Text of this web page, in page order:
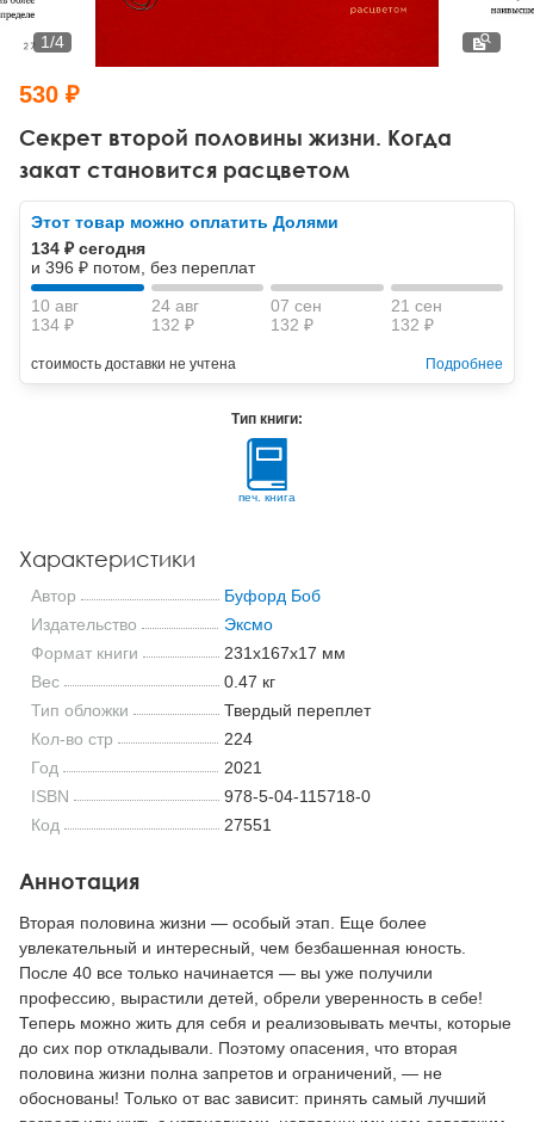
Тревожные расстройства, панические атаки
Психодрама
Другие направления психотерапии
Классический, эриксоновский гипноз и НЛП
НЛП
Психология труда и эргономика
Социальная психология
Социальная и организационная психология
Классический и юнгианский психоанализ
Секрет второй половины жизни. Когда
закат становится расцветом
1/4
530 ₽
Этот товар можно оплатить Долями
134 ₽ сегодня
и 396 ₽ потом, без переплат
10 авг
134 ₽
24 авг
132 ₽
07 сен
132 ₽
21 сен
132 ₽
стоимость доставки не учтена Подробнее
Тип книги:
печ. книга
Характеристики
Автор
Буфорд Боб
Издательство
Эксмо
Формат книги
231x167x17 мм
Вес
0.47 кг
Тип обложки
Твердый переплет
Кол-во стр
224
Год
2021
ISBN
978-5-04-115718-0
Код
27551
Аннотация
Вторая половина жизни — особый этап. Еще более
увлекательный и интересный, чем безбашенная юность.
После 40 все только начинается — вы уже получили
профессию, вырастили детей, обрели уверенность в себе!
Теперь можно жить для себя и реализовывать мечты, которые
до сих пор откладывали. Поэтому опасения, что вторая
половина жизни полна запретов и ограничений, — не
обоснованы! Только от вас зависит: принять самый лучший